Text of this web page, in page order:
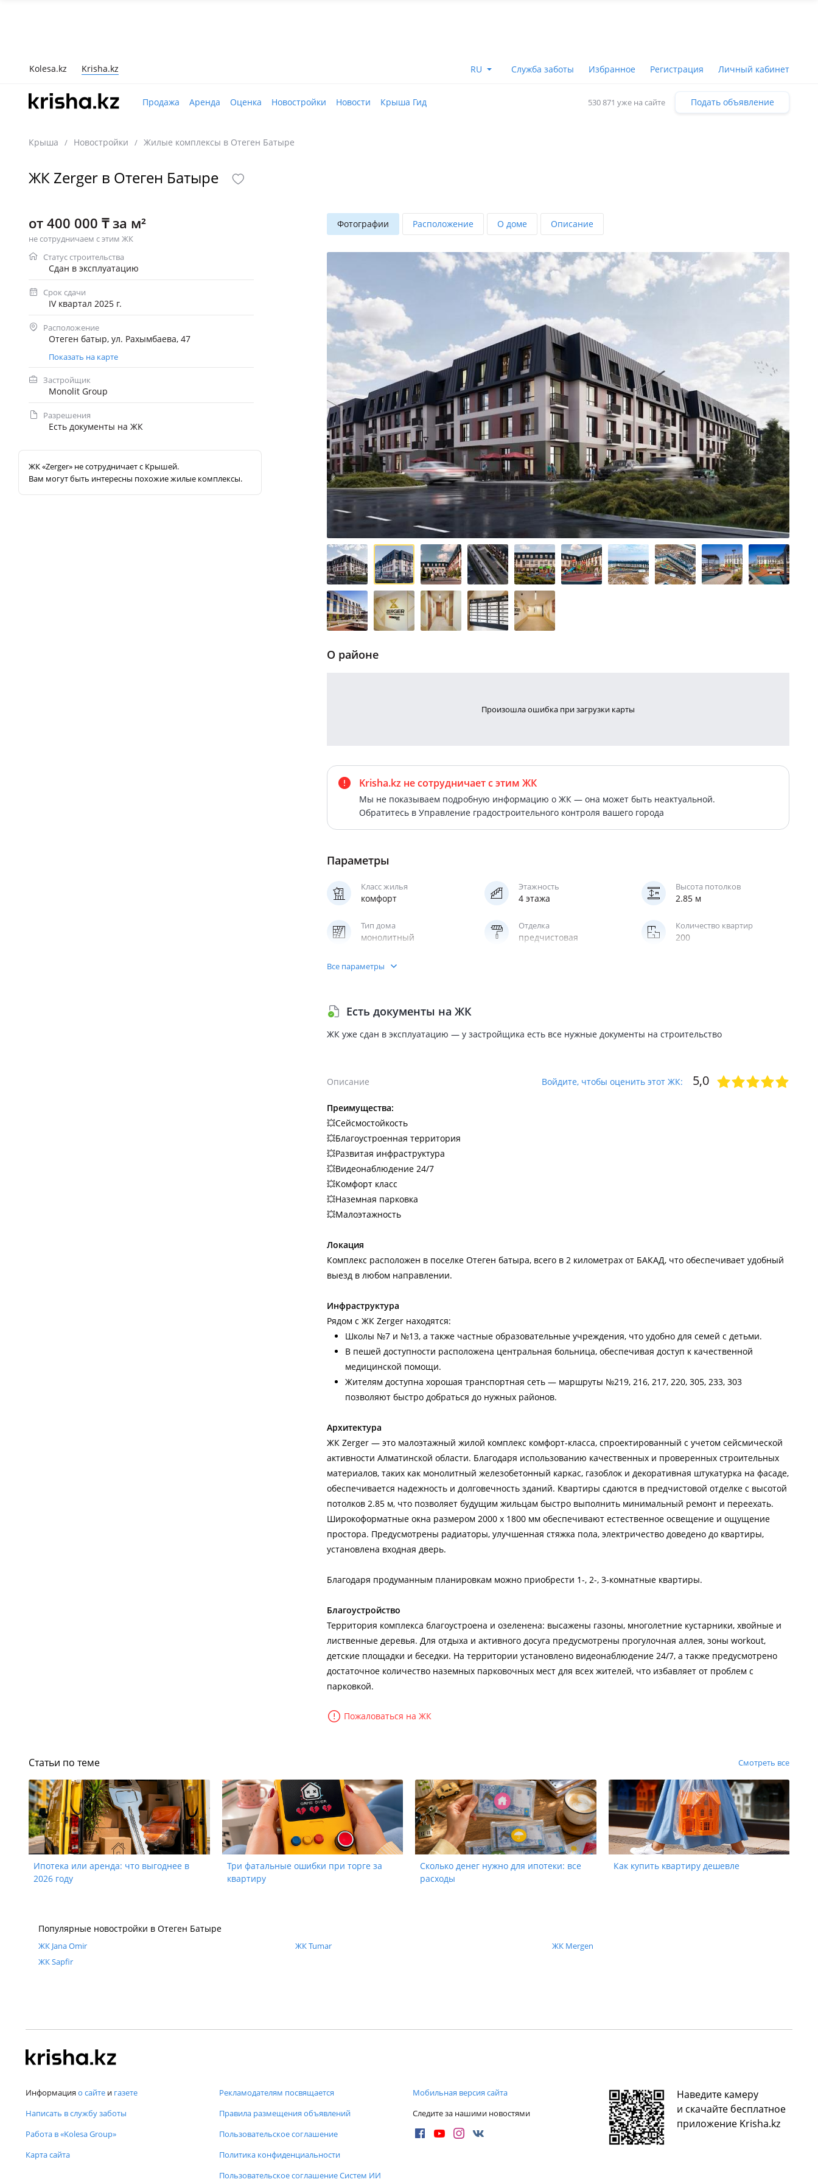
Kolesa.kz Krisha.kz RU Служба заботы Избранное Регистрация Личный кабинет
Продажа Аренда Оценка Новостройки Новости Крыша Гид 530 871 уже на сайте Подать объявление
Крыша / Новостройки / Жилые комплексы в Отеген Батыре
ЖК Zerger в Отеген Батыре
от 400 000 ₸ за м²
не сотрудничаем с этим ЖК
Статус строительства
Сдан в эксплуатацию
Срок сдачи
IV квартал 2025 г.
Расположение
Отеген батыр, ​ул. Рахымбаева, 47
Показать на карте
Застройщик
Monolit Group
Разрешения
Есть документы на ЖК
ЖК «Zerger» не сотрудничает с Крышей.
Вам могут быть интересны похожие жилые комплексы.
Фотографии Расположение О доме Описание
О районе
Произошла ошибка при загрузки карты
Krisha.kz не сотрудничаетс этим ЖК
Мы не показываем подробную информацию о ЖК — она может быть неактуальной.
Обратитесь в Управление градостроительного контроля вашего города
Параметры
Класс жилья
комфорт
Этажность
4 этажа
Высота потолков
2.85 м
Тип дома
монолитный
Отделка
предчистовая
Количество квартир
200
Кухня
Все параметры
Есть документы на ЖК
ЖК уже сдан в эксплуатацию — у застройщика есть все нужные документы на строительство
Описание Войдите, чтобы оценить этот ЖК: 5,0
Преимущества:
💥Сейсмостойкость
💥Благоустроенная территория
💥Развитая инфраструктура
💥Видеонаблюдение 24/7
💥Комфорт класс
💥Наземная парковка
💥Малоэтажность
Локация
Комплекс расположен в поселке Отеген батыра, всего в 2 километрах от БАКАД, что обеспечивает удобный
выезд в любом направлении.
Инфраструктура
Рядом с ЖК Zerger находятся:
Школы №7 и №13, а также частные образовательные учреждения, что удобно для семей с детьми.
В пешей доступности расположена центральная больница, обеспечивая доступ к качественной
медицинской помощи.
Жителям доступна хорошая транспортная сеть — маршруты №219, 216, 217, 220, 305, 233, 303
позволяют быстро добраться до нужных районов.
Архитектура
ЖК Zerger — это малоэтажный жилой комплекс комфорт-класса, спроектированный с учетом сейсмической
активности Алматинской области. Благодаря использованию качественных и проверенных строительных
материалов, таких как монолитный железобетонный каркас, газоблок и декоративная штукатурка на фасаде,
обеспечивается надежность и долговечность зданий. Квартиры сдаются в предчистовой отделке с высотой
потолков 2.85 м, что позволяет будущим жильцам быстро выполнить минимальный ремонт и переехать.
Широкоформатные окна размером 2000 х 1800 мм обеспечивают естественное освещение и ощущение
простора. Предусмотрены радиаторы, улучшенная стяжка пола, электричество доведено до квартиры,
установлена входная дверь.
Благодаря продуманным планировкам можно приобрести 1-, 2-, 3-комнатные квартиры.
Благоустройство
Территория комплекса благоустроена и озеленена: высажены газоны, многолетние кустарники, хвойные и
лиственные деревья. Для отдыха и активного досуга предусмотрены прогулочная аллея, зоны workout,
детские площадки и беседки. На территории установлено видеонаблюдение 24/7, а также предусмотрено
достаточное количество наземных парковочных мест для всех жителей, что избавляет от проблем с
парковкой.
Пожаловаться на ЖК
Статьи по теме Смотреть все
Ипотека или аренда: что выгоднее в
2026 году
Три фатальные ошибки при торге за
квартиру
Сколько денег нужно для ипотеки: все
расходы
Как купить квартиру дешевле
Популярные новостройки в Отеген Батыре
ЖК Jana Omir ЖК Tumar
ЖК Mergen
ЖК Sapfir
Информация о сайте и газете
Написать в службу заботы
Работа в «Kolesa Group»
Карта сайта
Рекламодателям посвящается
Правила размещения объявлений
Пользовательское соглашение
Политика конфиденциальности
Пользовательское соглашение Систем ИИ
Мобильная версия сайта
Следите за нашими новостями
Наведите камеру
и скачайте бесплатное
приложение Krisha.kz